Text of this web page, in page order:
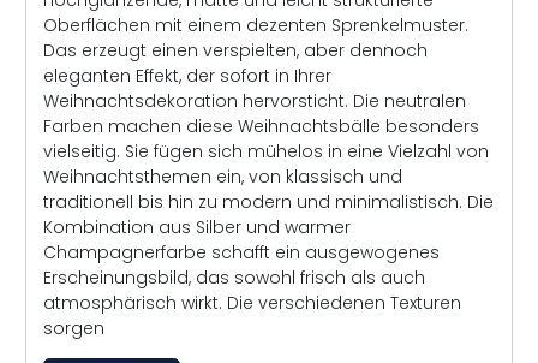
Oberflächen mit einem dezenten Sprenkelmuster.
Das erzeugt einen verspielten, aber dennoch
eleganten Effekt, der sofort in Ihrer
Weihnachtsdekoration hervorsticht. Die neutralen
Farben machen diese Weihnachtsbälle besonders
vielseitig. Sie fügen sich mühelos in eine Vielzahl von
Weihnachtsthemen ein, von klassisch und
traditionell bis hin zu modern und minimalistisch. Die
Kombination aus Silber und warmer
Champagnerfarbe schafft ein ausgewogenes
Erscheinungsbild, das sowohl frisch als auch
atmosphärisch wirkt. Die verschiedenen Texturen
sorgen